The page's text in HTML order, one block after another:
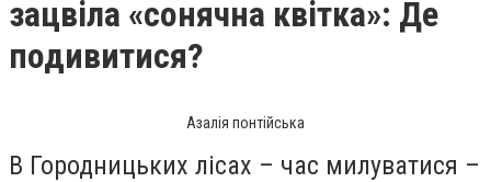
зацвіла «сонячна квітка»: Де
подивитися?
Азалія понтійська
В Городницьких лісах – час милуватися –